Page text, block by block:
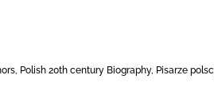
Polish 20th century Biography, Pisarze